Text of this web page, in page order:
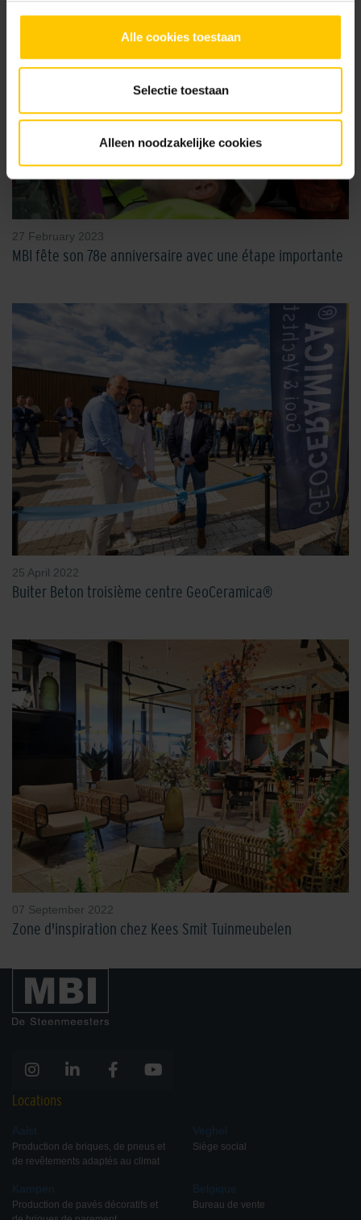
Alle cookies toestaan
Selectie toestaan
Alleen noodzakelijke cookies
27 February 2023
MBI fête son 78e anniversaire avec une étape importante
25 April 2022
Buiter Beton troisième centre GeoCeramica®
07 September 2022
Zone d'inspiration chez Kees Smit Tuinmeubelen
Locations
Aalst
Production de briques, de pneus et
de revêtements adaptés au climat
Kampen
Production de pavés décoratifs et
Veghel
Siège social
Belgique
Bureau de vente